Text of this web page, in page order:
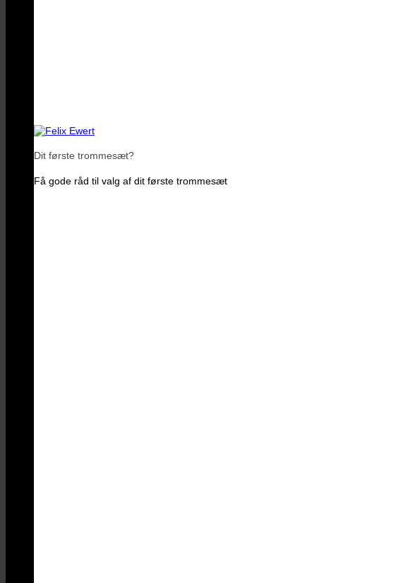
Dit første trommesæt?
Få gode råd til valg af dit første trommesæt